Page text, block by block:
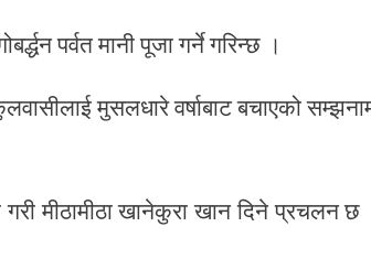
पर्वत मानी पूजा गर्ने गरिन्छ ।
मुसलधारे वर्षाबाट बचाएको
गरी मीठामीठा खानेकुरा खान दिने प्रचलन छ